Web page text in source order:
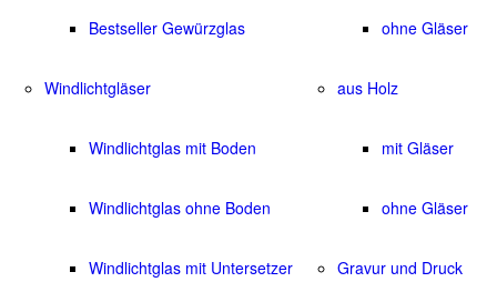
Bestseller Gewürzglas
Windlichtgläser
Windlichtglas mit Boden
Windlichtglas ohne Boden
Windlichtglas mit Untersetzer
ohne Gläser
aus Holz
mit Gläser
ohne Gläser
Gravur und Druck